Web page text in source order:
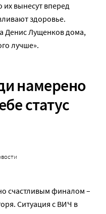
их вынесут вперед
здоровье.
Денис Лущенков дома,
лучше».
намерено
статус
счастливым финалом –
Ситуация с ВИЧ в